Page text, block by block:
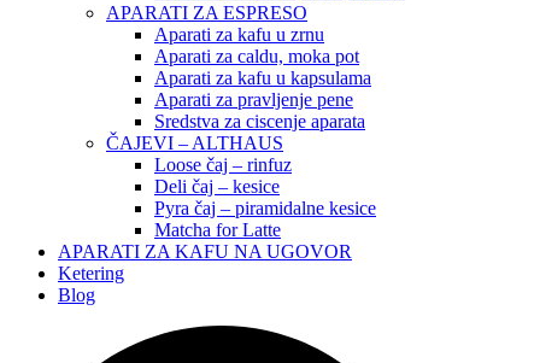
APARATI ZA ESPRESO
Aparati za kafu u zrnu
Aparati za caldu, moka pot
Aparati za kafu u kapsulama
Aparati za pravljenje pene
Sredstva za ciscenje aparata
ČAJEVI – ALTHAUS
Loose čaj – rinfuz
Deli čaj – kesice
Pyra čaj – piramidalne kesice
Matcha for Latte
APARATI ZA KAFU NA UGOVOR
Ketering
Blog